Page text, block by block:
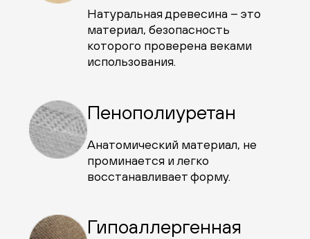
Натуральная древесина – это
материал, безопасность
которого проверена веками
использования.
Пенополиуретан
Анатомический материал, не
проминается и легко
восстанавливает форму.
Гипоаллергенная